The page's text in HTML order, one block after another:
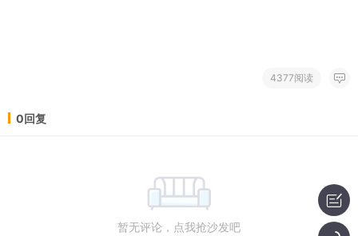
4377阅读
0回复
暂无评论，点我抢沙发吧